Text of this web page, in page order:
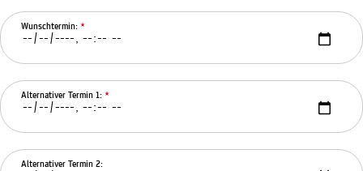
Wunschtermin:*
Alternativer Termin 1:*
Alternativer Termin 2: